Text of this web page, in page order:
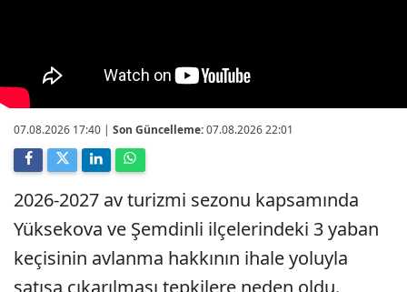
07.08.2026 17:40 | Son Güncelleme:07.08.2026 22:01
2026-2027 av turizmi sezonu kapsamında
Yüksekova ve Şemdinli ilçelerindeki 3 yaban
keçisinin avlanma hakkının ihale yoluyla
satışa çıkarılması tepkilere neden oldu.